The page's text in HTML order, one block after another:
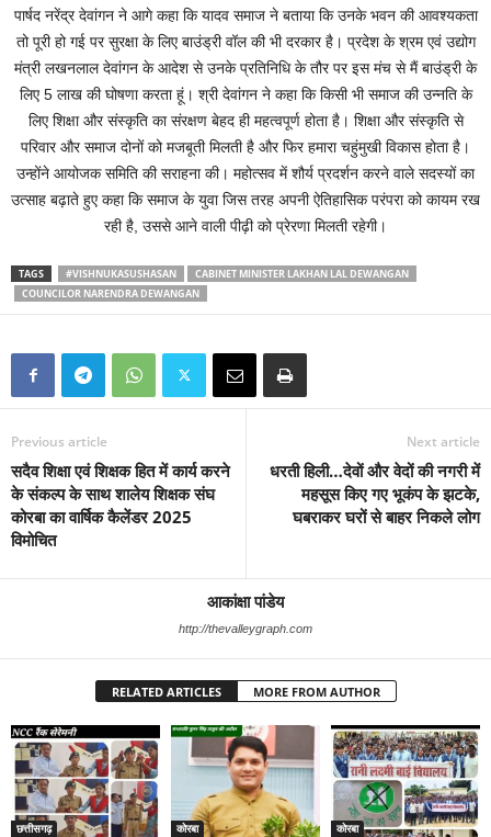
पार्षद नरेंद्र देवांगन ने आगे कहा कि यादव समाज ने बताया कि उनके भवन की आवश्यकता
तो पूरी हो गई पर सुरक्षा के लिए बाउंड्री वॉल की भी दरकार है। प्रदेश के श्रम एवं उद्योग
मंत्री लखनलाल देवांगन के आदेश से उनके प्रतिनिधि के तौर पर इस मंच से मैं बाउंड्री के
लिए 5 लाख की घोषणा करता हूं। श्री देवांगन ने कहा कि किसी भी समाज की उन्नति के
लिए शिक्षा और संस्कृति का संरक्षण बेहद ही महत्वपूर्ण होता है। शिक्षा और संस्कृति से
परिवार और समाज दोनों को मजबूती मिलती है और फिर हमारा चहुंमुखी विकास होता है।
उन्होंने आयोजक समिति की सराहना की। महोत्सव में शौर्य प्रदर्शन करने वाले सदस्यों का
उत्साह बढ़ाते हुए कहा कि समाज के युवा जिस तरह अपनी ऐतिहासिक परंपरा को कायम रख
रही है, उससे आने वाली पीढ़ी को प्रेरणा मिलती रहेगी।
TAGS #VISHNUKASUSHASAN
CABINET MINISTER LAKHAN LAL DEWANGAN
COUNCILOR NARENDRA DEWANGAN
Previous article
सदैव शिक्षा एवं शिक्षक हित में कार्य करने
के संकल्प के साथ शालेय शिक्षक संघ
कोरबा का वार्षिक कैलेंडर 2025
विमोचित
Next article
धरती हिली…देवों और वेदों की नगरी में
महसूस किए गए भूकंप के झटके,
घबराकर घरों से बाहर निकले लोग
आकांक्षा पांडेय
http://thevalleygraph.com
RELATED ARTICLES MORE FROM AUTHOR
छत्तीसगढ़ कोरबा कोरबा